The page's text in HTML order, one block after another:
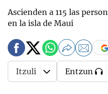
Ascienden a 115 las
en la isla de Maui
Itzuli Entzun